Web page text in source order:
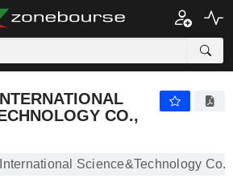
CO.,
Science&Technology Co.,